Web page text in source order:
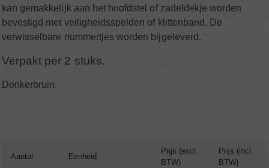
kan gemakkelijk aan het hoofdstel of zadeldekje worden
bevestigd met veiligheidsspelden of klittenband. De
verwisselbare nummertjes worden bijgeleverd.
Verpakt per 2 stuks.
Donkerbruin.
Aantal Eenheid
Prijs (excl.
BTW)
Prijs (incl.
BTW)